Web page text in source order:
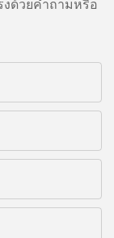
งด้วยคำถามหรือ